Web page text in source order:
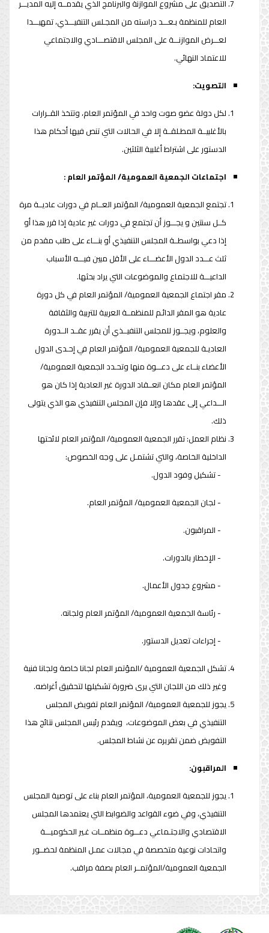
التصديق على مشروع الموازنة والبرنامج الذي يقدمــه إليه المديـــر
العام للمنظمة بـعـــد دراسته من المجـلس التنفيـــذي، تمهيـــدا
لعـــرض الموازنـــة على المجلس الاقتصـــادي والاجتماعي
للاعتماد النهائي.
التصويت:
لكل دولة عضو صوت واحد في المؤتمر العام، وتتخذ القــرارات
بالأغلبيــة المطـلقــة إلا في الحالات التي تنص فيها أحكام هذا
الدستور على اشتراط أغلبية الثلثين.
اجتماعات الجمعية العمومية/ المؤتمر العام :
تجتمع الجمعية العمومية/ المؤتمر العــام في دورات عاديــة مرة
كــل سنتين و يجـــوز أن تجتمع في دورات غير عادية إذا قرر هذا أو
إذا دعي بواسطــة المجلس التنفيذي أو بنـــاء على طلب مقدم من
ثلث عـــدد الدول الأعضـــاء على الأقل مبين فيـــه الأسباب
الداعيـــة للاجتماع والموضوعات التي يراد بحثها.
مقر اجتماع الجمعية العمومية/ المؤتمر العام في كل دورة
عادية هو المقر الدائـم للمنظمــة العربية للتربية والثقافة
والعلوم، ويجــوز للمجلس التنفيــذي أن يقرر عقــد الــدورة
العاديـة للجمعية العمومية/ المؤتمر العام في إحـدى الدول
الأعضاء بنــاء على دعـــوة منها وتحـدد الجمعية العمومية/
المؤتمر العام مكان انعــقاد الدورة غير العادية إذا كان هو
الـــداعي إلى عقدها وإلا فإن المجلس التنفيذي هو الذي يتولى
ذلك.
نظام العمل: تقرر الجمعية العمومية/ المؤتمر العام لائحتها
الداخلية الخاصة، والتي تشتمـل على وجه الخصوص:
- تشكيل وفود الدول.
- لجان الجمعية العمومية/ المؤتمر العام.
- المراقبون.
- الإخطار بالدورات.
- مشروع جدول الأعمال.
- رئاسة الجمعية العمومية/ المؤتمر العام ولجانه.
- إجراءات تعديل الدستور.
تشكل الجمعية العمومية /المؤتمر العام لجانا خاصة ولجانا فنية
وغير ذلك من اللجان التي يرى ضرورة تشكيلها لتحقيق أغراضه.
يجوز للجمعية العمومية/ المؤتمر العام تفويض المجلس
التنفيذي في بعض الموضوعات، ويقدم رئيس المجلس نتائج هذا
التفويض ضمن تقريره عن نشاط المجلس.
المراقبون:
يجوز للجمعية العمومية، المؤتمر العام بناء على توصية المجلس
التنفيذي، وفي ضوء القواعد والضوابط التي يعتمدها المجلس
الاقتصادي والاجتـماعي دعـــوة منظمــات غـير الحكوميـــة
واتحادات نوعية متخصصة في مجالات عمـل المنظمة لحضــور
الجمعية العمومية/المؤتمــر العام بصفة مراقب.